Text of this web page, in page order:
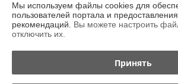
Контакты
Доставка и оплата
Мы используем файлы cookies для
пользователей портала и
рекомендаций. Вы можете настроить
отключить их.
Принять